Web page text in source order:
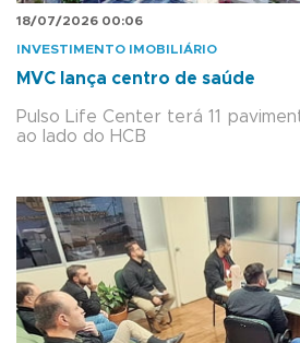
18/07/2026 00:06
INVESTIMENTO IMOBILIÁRIO
MVC lança centro de saúde
Pulso Life Center terá 11
ao lado do HCB